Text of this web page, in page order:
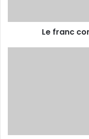
Le franc
besoin